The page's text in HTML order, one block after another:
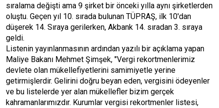
sıralama değişti ama 9 şirket bir önceki yılla aynı şirketlerden
oluştu. Geçen yıl 10. sırada bulunan TÜPRAŞ, ilk 10'dan
düşerek 14. Sıraya gerilerken, Akbank 14. sıradan 3. sıraya
geldi.
Listenin yayınlanmasının ardından yazılı bir açıklama yapan
Maliye Bakanı Mehmet Şimşek, "Vergi rekortmenlerimiz
devlete olan mükellefiyetlerini samimiyetle yerine
getirmişlerdir. Gelirini doğru beyan eden, vergisini ödeyenler
ve bu listelerde yer alan mükellefler bizim gerçek
kahramanlarımızdır. Kurumlar vergisi rekortmenler listesi,